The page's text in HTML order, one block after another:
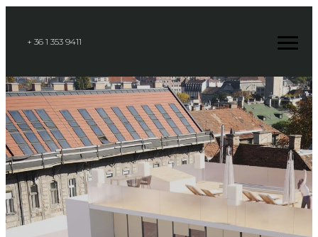
+ 36 1 353 9411